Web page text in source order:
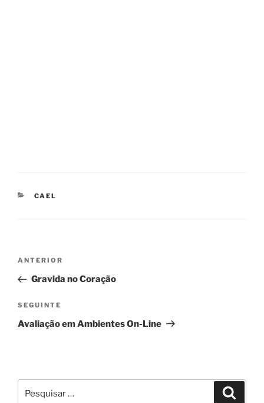
CATEGORIAS
CAEL
Navegação
artigos
Conteúdo
anterior
ANTERIOR
Gravida no Coração
Conteúdo
seguinte
SEGUINTE
Avaliação em Ambientes On-Line
por: